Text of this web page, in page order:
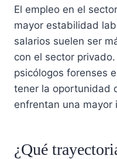
El empleo en el
mayor estabilidad
salarios suelen ser
con el sector
psicólogos forenses
tener la oportunidad
enfrentan una
¿Qué